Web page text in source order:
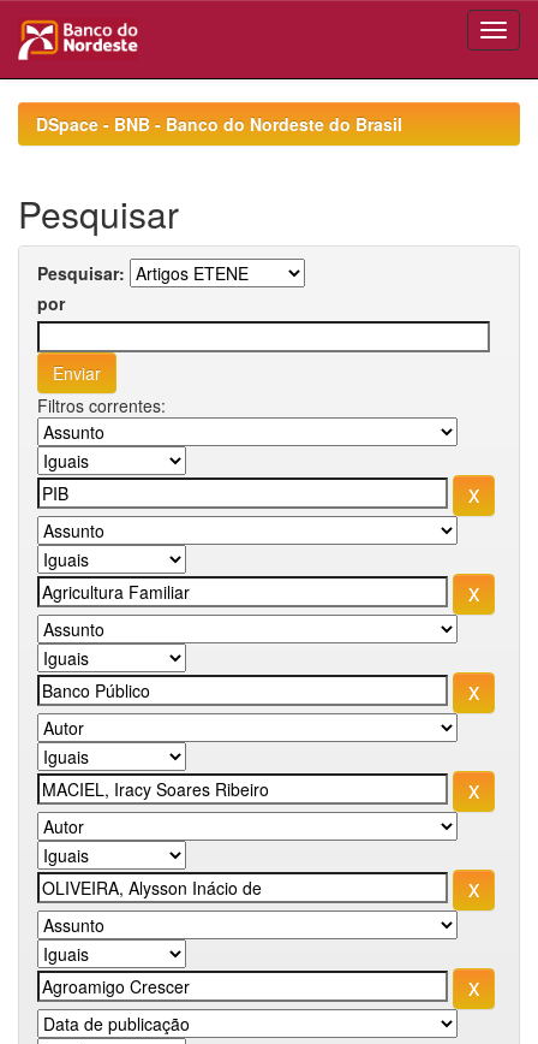
navigationDSpace - BNB - Banco do Nordeste do Brasil
Pesquisar
Pesquisar:
por
Filtros correntes: